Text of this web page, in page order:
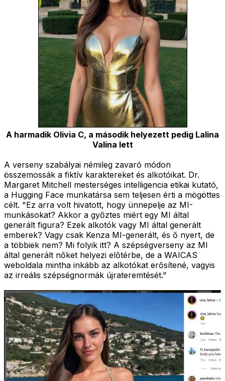
A harmadik Olivia C, a második helyezett pedig Lalina
Valina lett
A verseny szabályai némileg zavaró módon
összemossák a fiktív karaktereket és alkotóikat. Dr.
Margaret Mitchell mesterséges intelligencia etikai kutató,
a Hugging Face munkatársa sem teljesen érti a mögöttes
célt. "Ez arra volt hivatott, hogy ünnepelje az MI-
munkásokat? Akkor a győztes miért egy MI által
generált figura? Ezek alkotók vagy MI által generált
emberek? Vagy csak Kenza MI-generált, és ő nyert, de
a többiek nem? Mi folyik itt? A szépségverseny az MI
által generált nőket helyezi előtérbe, de a WAICAS
weboldala mintha inkább az alkotókat erősítené, vagyis
az irreális szépségnormák újrateremtését."